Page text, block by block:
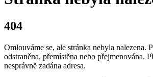
404
Omlouváme se, ale stránka nebyla nalezena.
odstraněna, přemístěna nebo přejmenována.
nesprávně zadána adresa.